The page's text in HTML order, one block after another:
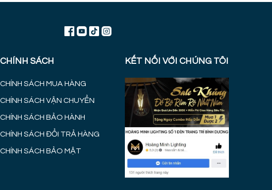
CHÍNH SÁCH
CHÍNH SÁCH MUA HÀNG
CHÍNH SÁCH VẬN CHUYỂN
CHÍNH SÁCH BẢO HÀNH
CHÍNH SÁCH ĐỔI TRẢ HÀNG
CHÍNH SÁCH BẢO MẬT
KẾT NỐI VỚI CHÚNG TÔI